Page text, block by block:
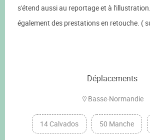
s'étend aussi au reportage et à
également des prestations en retouche. (
Déplacements
Basse-Normandie
14 Calvados 50 Manche